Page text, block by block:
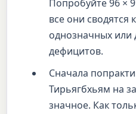
Попробуйте 96 ×
все они
однозначных или
дефицитов.
Сначала
Тирьягбхьям на
значное. Как